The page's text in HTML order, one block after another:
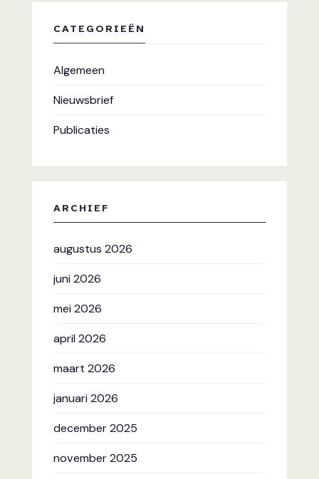
CATEGORIEËN
Algemeen
Nieuwsbrief
Publicaties
ARCHIEF
augustus 2026
juni 2026
mei 2026
april 2026
maart 2026
januari 2026
december 2025
november 2025